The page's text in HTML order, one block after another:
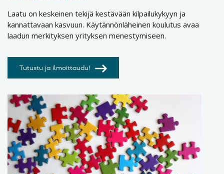
Laatu on keskeinen tekijä kestävään kilpailukykyyn ja
kannattavaan kasvuun. Käytännönläheinen koulutus avaa
laadun merkityksen yrityksen menestymiseen.
Tutustu ja ilmoittaudu!